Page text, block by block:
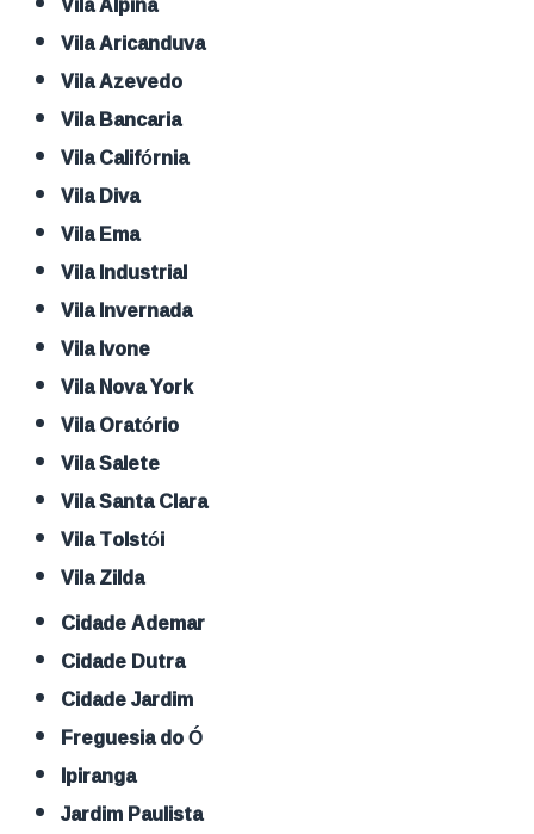
Vila Aricanduva
Vila Azevedo
Vila Bancaria
Vila Califórnia
Vila Diva
Vila Ema
Vila Industrial
Vila Invernada
Vila Ivone
Vila Nova York
Vila Oratório
Vila Salete
Vila Santa Clara
Vila Tolstói
Vila Zilda
Cidade Ademar
Cidade Dutra
Cidade Jardim
Freguesia do Ó
Ipiranga
Jardim Paulista